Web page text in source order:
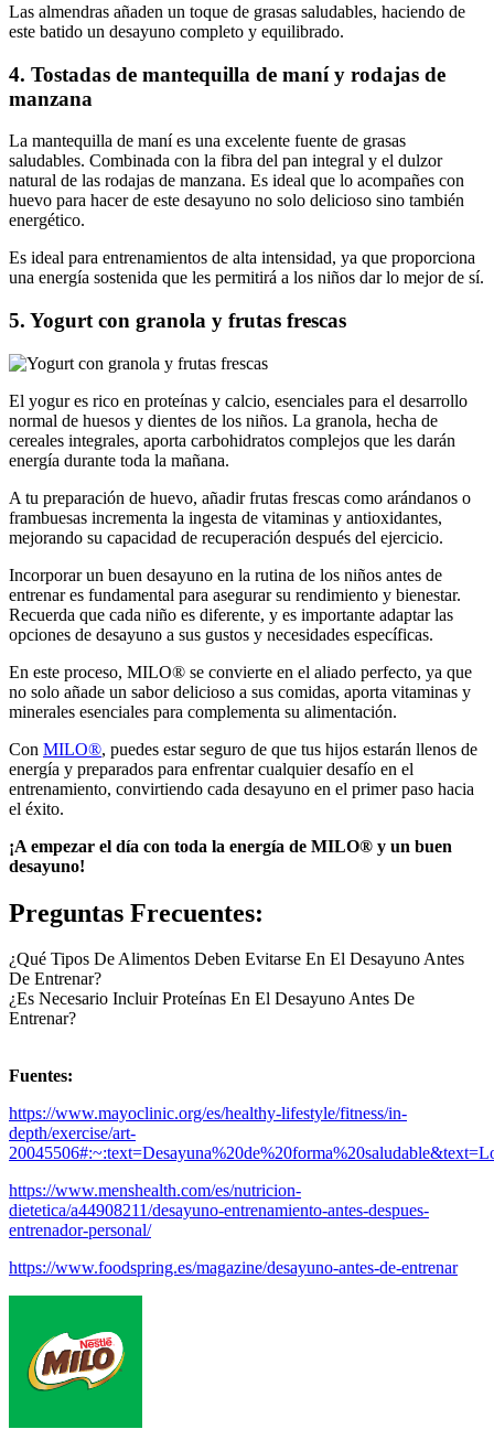
Las almendras añaden un toque de grasas saludables, haciendo de
este batido un desayuno completo y equilibrado.
4. Tostadas de mantequilla de maní y rodajas de
manzana
La mantequilla de maní es una excelente fuente de grasas
saludables. Combinada con la fibra del pan integral y el dulzor
natural de las rodajas de manzana. Es ideal que lo acompañes con
huevo para hacer de este desayuno no solo delicioso sino también
energético.
Es ideal para entrenamientos de alta intensidad, ya que proporciona
una energía sostenida que les permitirá a los niños dar lo mejor de sí.
5. Yogurt con granola y frutas frescas
El yogur es rico en proteínas y calcio, esenciales para el desarrollo
normal de huesos y dientes de los niños. La granola, hecha de
cereales integrales, aporta carbohidratos complejos que les darán
energía durante toda la mañana.
A tu preparación de huevo, añadir frutas frescas como arándanos o
frambuesas incrementa la ingesta de vitaminas y antioxidantes,
mejorando su capacidad de recuperación después del ejercicio.
Incorporar un buen desayuno en la rutina de los niños antes de
entrenar es fundamental para asegurar su rendimiento y bienestar.
Recuerda que cada niño es diferente, y es importante adaptar las
opciones de desayuno a sus gustos y necesidades específicas.
En este proceso, MILO® se convierte en el aliado perfecto, ya que
no solo añade un sabor delicioso a sus comidas, aporta vitaminas y
minerales esenciales para complementa su alimentación.
Con MILO®, puedes estar seguro de que tus hijos estarán llenos de
energía y preparados para enfrentar cualquier desafío en el
entrenamiento, convirtiendo cada desayuno en el primer paso hacia
el éxito.
¡A empezar el día con toda la energía de MILO® y un buen
desayuno!
Preguntas Frecuentes:
¿Qué Tipos De Alimentos Deben Evitarse En El Desayuno Antes
De Entrenar?
¿Es Necesario Incluir Proteínas En El Desayuno Antes De
Entrenar?
Fuentes:
https://www.mayoclinic.org/es/healthy-lifestyle/fitness/in-
depth/exercise/art-
https://www.menshealth.com/es/nutricion-
dietetica/a44908211/desayuno-entrenamiento-antes-despues-
entrenador-personal/
https://www.foodspring.es/magazine/desayuno-antes-de-entrenar
Footer